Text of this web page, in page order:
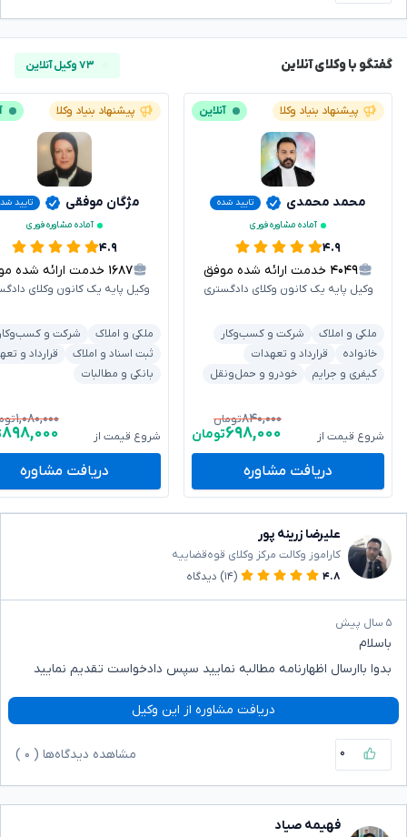
گفتگو با وکلای آنلاین ۷۳ وکیل آنلاین
پیشنهاد بنیاد وکلا آنلاین
محمد محمدی
تایید شده
آماده مشاوره فوری
۴.۹
۴۰۴۹ خدمت ارائه شده موفق
وکیل پایه یک کانون وکلای دادگستری
ملکی و املاک
شرکت و کسب‌وکار
خانواده
قرارداد و تعهدات
کیفری و جرایم
خودرو و حمل‌ونقل
شروع قیمت از
۸۴۰,۰۰۰تومان
۶۹۸,۰۰۰تومان
دریافت مشاوره
پیشنهاد بنیاد وکلا
مژگان موفقی
تایید
آماده مشاوره فوری
۴.۹
۱۶۸۷ خدمت ارائه شده موفق
وکیل پایه یک کانون وکلای
ملکی و املاک
شرکت و
ثبت اسناد و املاک
قرارداد و
بانکی و مطالبات
شروع قیمت از
۱,۰۸۰,۰۰۰
۸۹۸,۰۰۰
دریافت مشاوره
علیرضا زرینه پور
کاراموز وکالت مرکز وکلای قوه‌قضاییه
۴.۸
(۱۴) دیدگاه
۵ سال پیش
باسلام
بدوا باارسال اظهارنامه مطالبه نمایید سپس دادخواست تقدیم نمایید
دریافت مشاوره از این وکیل
۰ مشاهده دیدگاه‌ها ( ۰
فهیمه صیاد